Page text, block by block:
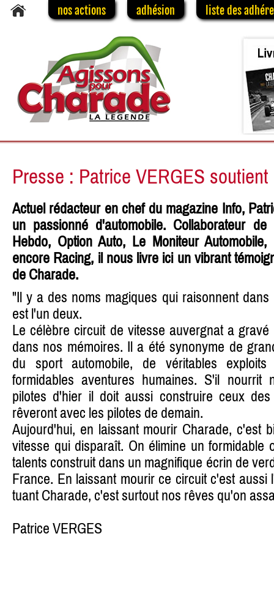
nos actions adhésion liste des
Presse : Patrice VERGES
Actuel rédacteur en chef du magazine Info,
un passionné d'automobile. Collaborateur
Hebdo, Option Auto, Le Moniteur
encore Racing, il nous livre ici un vibrant
de Charade.
"Il y a des noms magiques qui raisonnent
est l'un deux.
Le célèbre circuit de vitesse auvergnat a
dans nos mémoires. Il a été synonyme de
du sport automobile, de véritables
formidables aventures humaines. S'il nourrit
pilotes d'hier il doit aussi construire ceux
rêveront avec les pilotes de demain.
Aujourd'hui, en laissant mourir Charade, c'est
vitesse qui disparaît. On élimine un formidable
talents construit dans un magnifique écrin de
France. En laissant mourir ce circuit c'est aussi
tuant Charade, c'est surtout nos rêves qu'on
Patrice VERGES